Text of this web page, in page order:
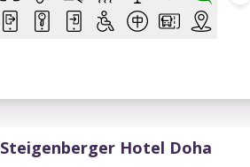
Steigenberger Hotel Doha